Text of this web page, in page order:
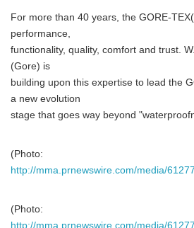
For more than 40 years, the GORE-
performance,
functionality, quality, comfort and trust.
(Gore) is
building upon this expertise to lead the
a new evolution
stage that goes way beyond
(Photo:
http://mma.prnewswire.com/media/
(Photo:
http://mma.prnewswire.com/media/